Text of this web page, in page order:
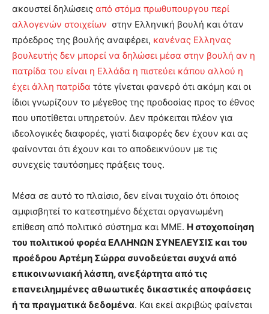
ακουστεί δηλώσεις από στόμα πρωθυπουργου περί
αλλογενών στοιχείων στην Ελληνική βουλή και όταν
πρόεδρος της βουλής αναφέρει, κανένας Ελληνας
βουλευτής δεν μπορεί να δηλώσει μέσα στην βουλή αν η
πατρίδα του είναι η Ελλάδα η πιστεύει κάπου αλλού η
έχει άλλη πατρίδα τότε γίνεται φανερό ότι ακόμη και οι
ίδιοι γνωρίζουν το μέγεθος της προδοσίας προς το έθνος
που υποτίθεται υπηρετούν. Δεν πρόκειται πλέον για
ιδεολογικές διαφορές, γιατί διαφορές δεν έχουν και ας
φαίνονται ότι έχουν και το αποδεικνύουν με τις
συνεχείς ταυτόσημες πράξεις τους.
Μέσα σε αυτό το πλαίσιο, δεν είναι τυχαίο ότι όποιος
αμφισβητεί το κατεστημένο δέχεται οργανωμένη
επίθεση από πολιτικό σύστημα και ΜΜΕ. Η στοχοποίηση
του πολιτικού φορέα ΕΛΛΗΝΩΝ ΣΥΝΕΛΕΥΣΙΣ και του
προέδρου Αρτέμη Σώρρα συνοδεύεται συχνά από
επικοινωνιακή λάσπη, ανεξάρτητα από τις
επανειλημμένες αθωωτικές δικαστικές αποφάσεις
ή τα πραγματικά δεδομένα. Και εκεί ακριβώς φαίνεται